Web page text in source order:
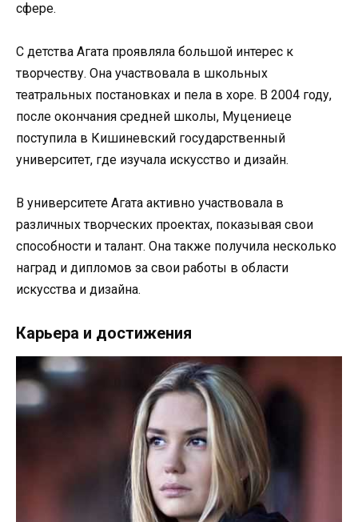
сфере.
С детства Агата проявляла большой интерес к
творчеству. Она участвовала в школьных
театральных постановках и пела в хоре. В 2004 году,
после окончания средней школы, Муцениеце
поступила в Кишиневский государственный
университет, где изучала искусство и дизайн.
В университете Агата активно участвовала в
различных творческих проектах, показывая свои
способности и талант. Она также получила несколько
наград и дипломов за свои работы в области
искусства и дизайна.
Карьера и достижения